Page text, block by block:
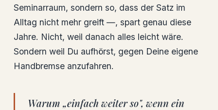
Seminarraum, sondern so, dass der Satz im
Alltag nicht mehr greift —, spart genau diese
Jahre. Nicht, weil danach alles leicht wäre.
Sondern weil Du aufhörst, gegen Deine eigene
Handbremse anzufahren.
Warum „einfach weiter so", wenn ein